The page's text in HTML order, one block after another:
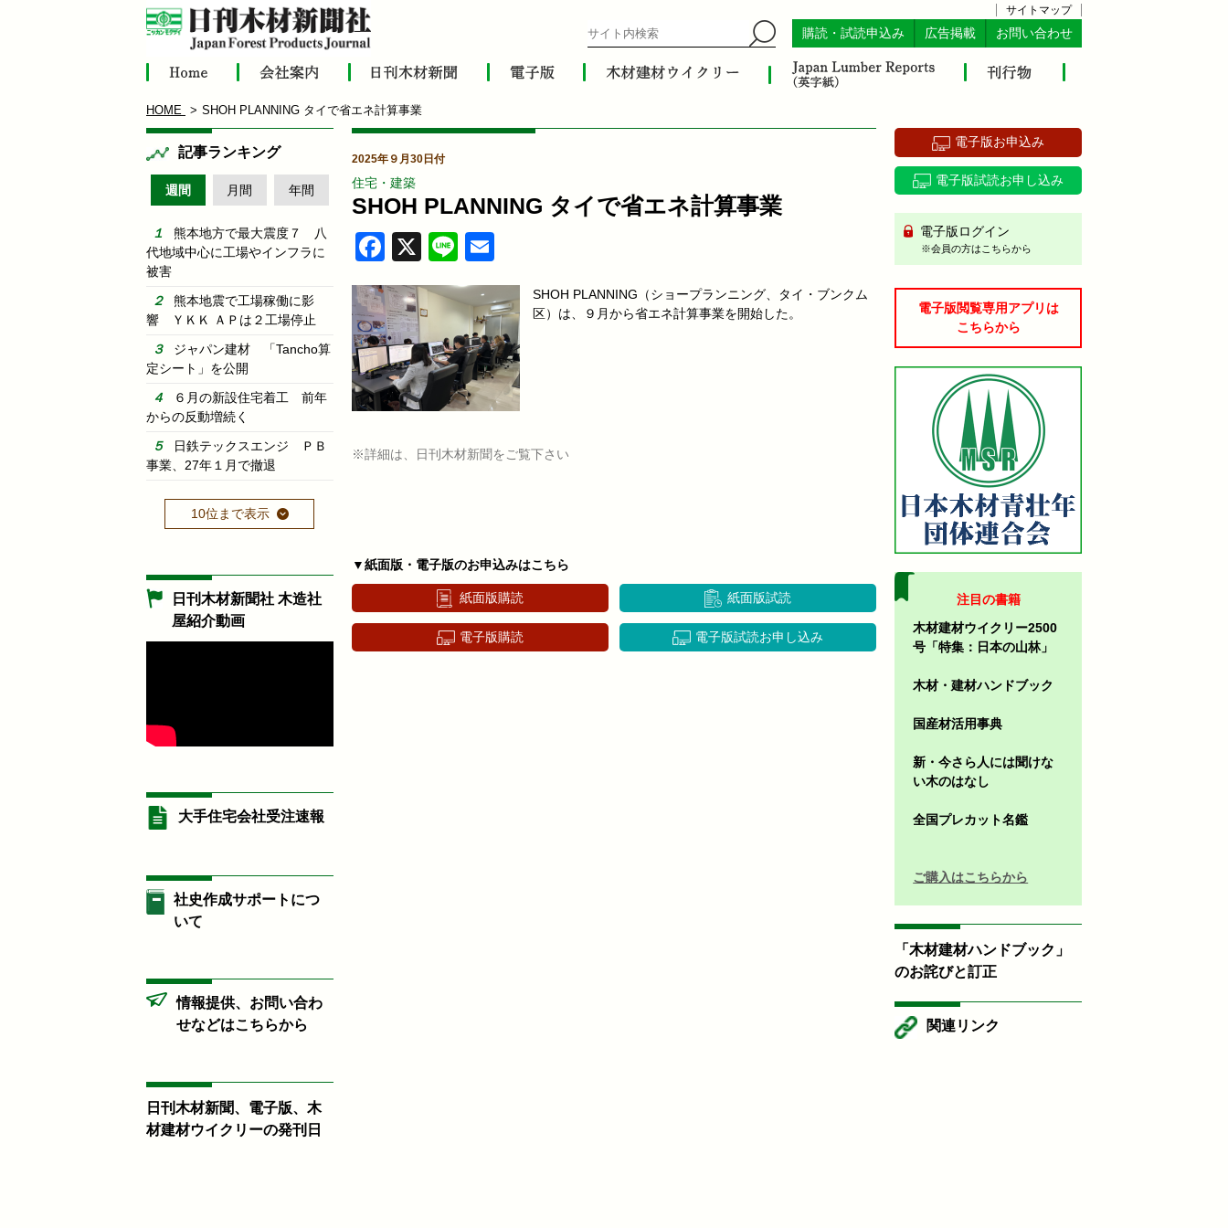
サイトマップ
購読・試読申込み 広告掲載 お問い合わせ
HOME SHOH PLANNING タイで省エネ計算事業
2025年９月30日付
住宅・建築
SHOH PLANNING タイで省エネ計算事業
Facebook
X Line
SHOH PLANNING（ショープランニング、タイ・ブンクム
区）は、９月から省エネ計算事業を開始した。
※詳細は、日刊木材新聞をご覧下さい
▼紙面版・電子版のお申込みはこちら
紙面版購読 紙面版試読
電子版購読 電子版試読お申し込み
記事ランキング
週間 月間 年間
熊本地方で最大震度７ 八
代地域中心に工場やインフラに
被害
熊本地震で工場稼働に影
響 ＹＫＫ ＡＰは２工場停止
ジャパン建材 「Tancho算
定シート」を公開
６月の新設住宅着工 前年
からの反動増続く
日鉄テックスエンジ ＰＢ
事業、27年１月で撤退
10位まで表示
日刊木材新聞社 木造社
屋紹介動画
大手住宅会社受注速報
社史作成サポートにつ
いて
情報提供、お問い合わ
せなどはこちらから
日刊木材新聞、電子版、木
材建材ウイクリーの発刊日
電子版お申込み
電子版試読お申し込み
電子版ログイン
※会員の方はこちらから
電子版閲覧専用アプリは
こちらから
注目の書籍
木材建材ウイクリー2500
号「特集：日本の山林」
木材・建材ハンドブック
国産材活用事典
新・今さら人には聞けな
い木のはなし
全国プレカット名鑑
ご購入はこちらから
「木材建材ハンドブック」
のお詫びと訂正
関連リンク